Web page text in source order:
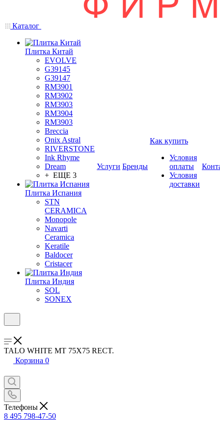
Каталог
Плитка Китай
EVOLVE
G39145
G39147
RM3901
RM3902
RM3903
RM3904
RM3903
Breccia
Onix Astral
RIVERSTONE
Ink Rhyme
Dream
+ ЕЩЕ 3
Плитка Испания
STN
CERAMICA
Monopole
Navarti
Ceramica
Keratile
Baldocer
Cristacer
Плитка Индия
SOL
SONEX
Услуги Бренды
Как купить
Условия
оплаты
Условия
доставки
TALO WHITE MT 75X75 RECT.
Корзина 0
Телефоны
8 495 798-47-50